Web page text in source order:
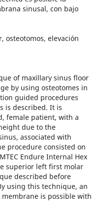
sinusal, con bajo
osteotomos, elevación
of maxillary sinus floor
by using osteotomes in
guided procedures
is described. It is
female patient, with a
due to the
associated with
procedure consisted on
Endure Internal Hex
superior left first molar
described before
using this technique, an
is possible with